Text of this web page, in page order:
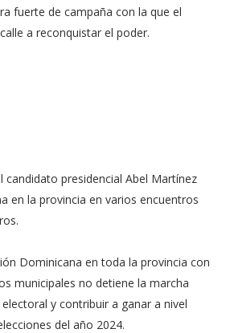
fuerte de campaña con la que el
a reconquistar el poder.
candidato presidencial Abel Martínez
en la provincia en varios encuentros
Dominicana en toda la provincia con
municipales no detiene la marcha
y contribuir a ganar a nivel
del año 2024.